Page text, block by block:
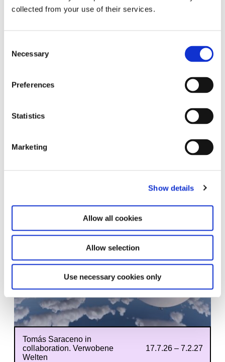
collected from your use of their services.
Selection
Necessary
Preferences
Statistics
Marketing
Show details
Allow all cookies
Allow selection
Use necessary cookies only
Ausstellungsführung zu „Tomás
Tomás Saraceno in
collaboration. Verwobene
Welten
17.7.26 – 7.2.27